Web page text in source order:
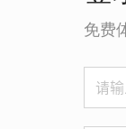
免费